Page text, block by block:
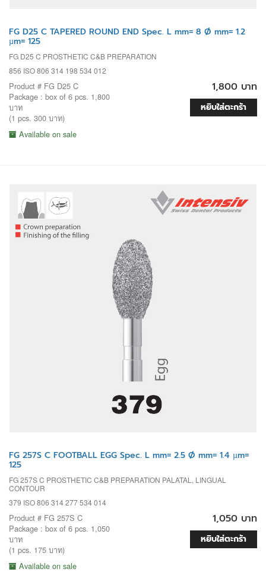
FG D25 C TAPERED ROUND END Spec. L mm= 8 Ø mm= 1.2
µm= 125
FG D25 C PROSTHETIC C&B PREPARATION
856 ISO 806 314 198 534 012
Product # FG D25 C
Package : box of 6 pcs. 1,800
บาท
(1 pcs. 300 บาท)
Available on sale
1,800 บาท
หยิบใส่ตะกร้า
FG 257S C FOOTBALL EGG Spec. L mm= 2.5 Ø mm= 1.4 µm=
125
FG 257S C PROSTHETIC C&B PREPARATION PALATAL, LINGUAL
CONTOUR
379 ISO 806 314 277 534 014
Product # FG 257S C
Package : box of 6 pcs. 1,050
บาท
(1 pcs. 175 บาท)
Available on sale
1,050 บาท
หยิบใส่ตะกร้า